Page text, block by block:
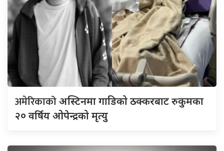
अमेरिकाकोअस्टिनमा गाडिको ठक्करबाट रुकुमका
२० वर्षिय ओपेन्द्रको मृत्यु